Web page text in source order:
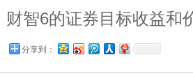
财智6的证券目标收益和
分享到：